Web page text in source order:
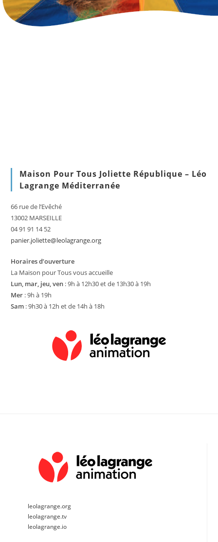
Maison Pour Tous Joliette République – Léo
Lagrange Méditerranée
66 rue de l’Evêché
13002 MARSEILLE
04 91 91 14 52
panier.joliette@leolagrange.org
Horaires d’ouverture
La Maison pour Tous vous accueille
Lun, mar, jeu, ven : 9h à 12h30 et de 13h30 à 19h
Mer : 9h à 19h
Sam : 9h30 à 12h et de 14h à 18h
leolagrange.org
leolagrange.tv
leolagrange.io